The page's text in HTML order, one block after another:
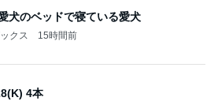
犬のベッドで寝ている愛犬
クス 15時間前
4本